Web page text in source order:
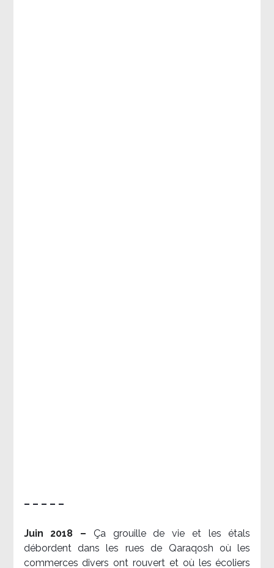
– – – – –
Juin 2018 – Ça grouille de vie et les étals
débordent dans les rues de Qaraqosh où les
commerces divers ont rouvert et où les écoliers